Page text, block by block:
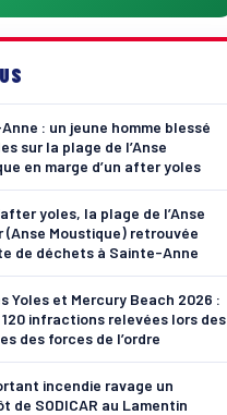
: un jeune homme blessé
sur la plage de l’Anse
en marge d’un after yoles
yoles, la plage de l’Anse
(Anse Moustique) retrouvée
de déchets à Sainte-Anne
Yoles et Mercury Beach 2026 :
120 infractions relevées lors des
des forces de l’ordre
incendie ravage un
de SODICAR au Lamentin